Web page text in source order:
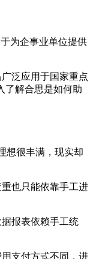
为企事业单位提供
泛应用于国家重点
了解合思是如何助
想很丰满，现实却
也只能依靠手工进
报表依赖手工统
支付方式不同，进